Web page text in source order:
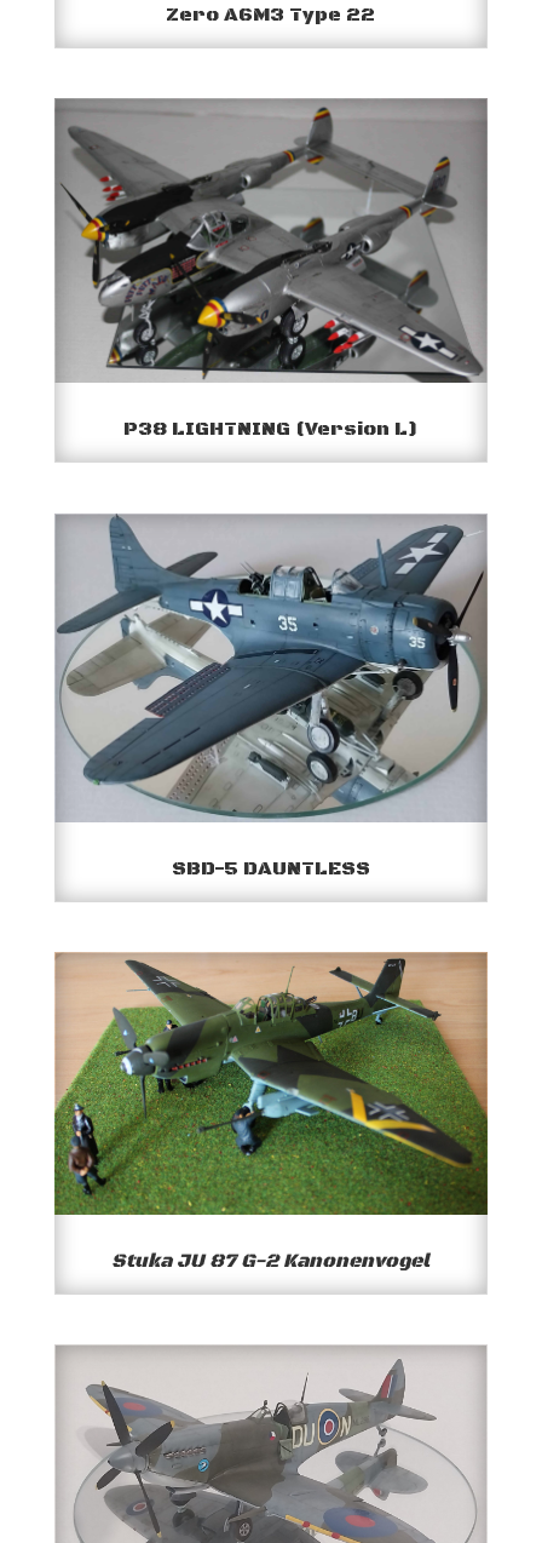
Zero A6M3 Type 22
P38 LIGHTNING (Version L)
SBD-5 DAUNTLESS
Stuka JU 87 G-2 Kanonenvogel